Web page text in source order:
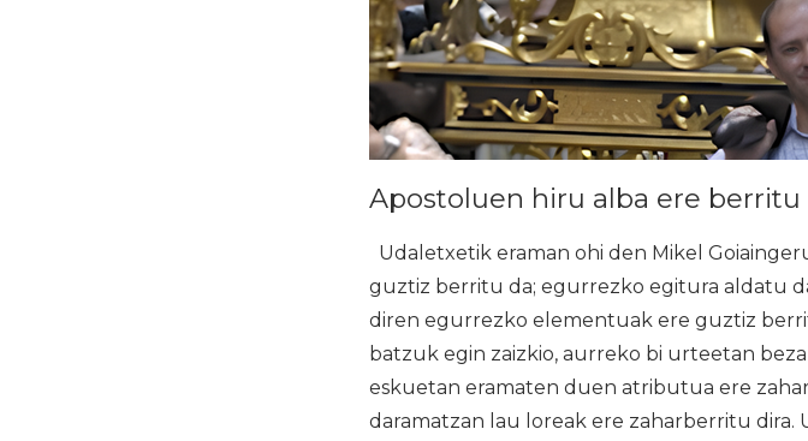
Apostoluen hiru alba ere berritu
Udaletxetik eraman ohi den Mikel
guztiz berritu da; egurrezko egitura aldatu
diren egurrezko elementuak ere guztiz
batzuk egin zaizkio, aurreko bi urteetan
eskuetan eramaten duen atributua ere
daramatzan lau loreak ere zaharberritu